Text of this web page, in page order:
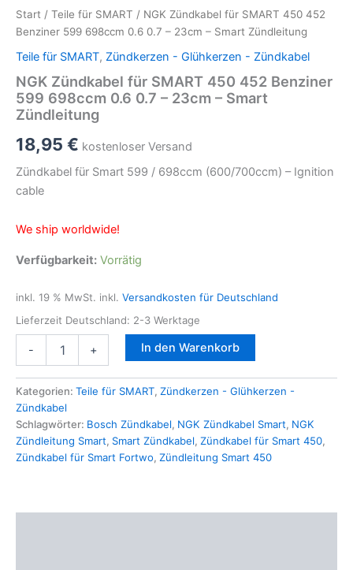
Start / Teile für SMART / NGK Zündkabel für SMART 450 452
Benziner 599 698ccm 0.6 0.7 – 23cm – Smart Zündleitung
Teile für SMART, Zündkerzen - Glühkerzen - Zündkabel
NGK Zündkabel für SMART 450 452 Benziner
599 698ccm 0.6 0.7 – 23cm – Smart
Zündleitung
18,95 € kostenloser Versand
Zündkabel für Smart 599 / 698ccm (600/700ccm) – Ignition
cable
We ship worldwide!
Verfügbarkeit: Vorrätig
inkl. 19 % MwSt. inkl. Versandkosten für Deutschland
Lieferzeit Deutschland: 2-3 Werktage
-
Zündkabel
SMART
450
452
Benziner
599
-
+ In den Warenkorb
Kategorien: Teile für SMART, Zündkerzen - Glühkerzen -
Zündkabel
Schlagwörter: Bosch Zündkabel, NGK Zündkabel Smart, NGK
Zündleitung Smart, Smart Zündkabel, Zündkabel für Smart 450,
Zündkabel für Smart Fortwo, Zündleitung Smart 450